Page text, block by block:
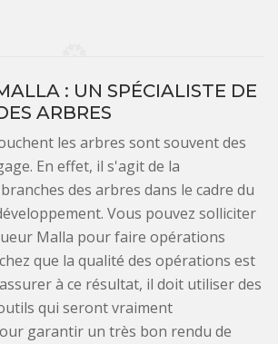
: UN SPÉCIALISTE DE
ARBRES
les arbres sont souvent des
En effet, il s'agit de la
des arbres dans le cadre du
Vous pouvez solliciter
Malla pour faire opérations
que la qualité des opérations est
à ce résultat, il doit utiliser des
qui seront vraiment
garantir un très bon rendu de